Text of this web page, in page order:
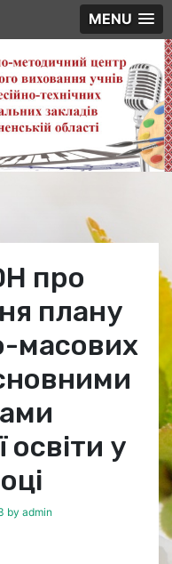
MENU
про
плану
масових
освіти у
by admin